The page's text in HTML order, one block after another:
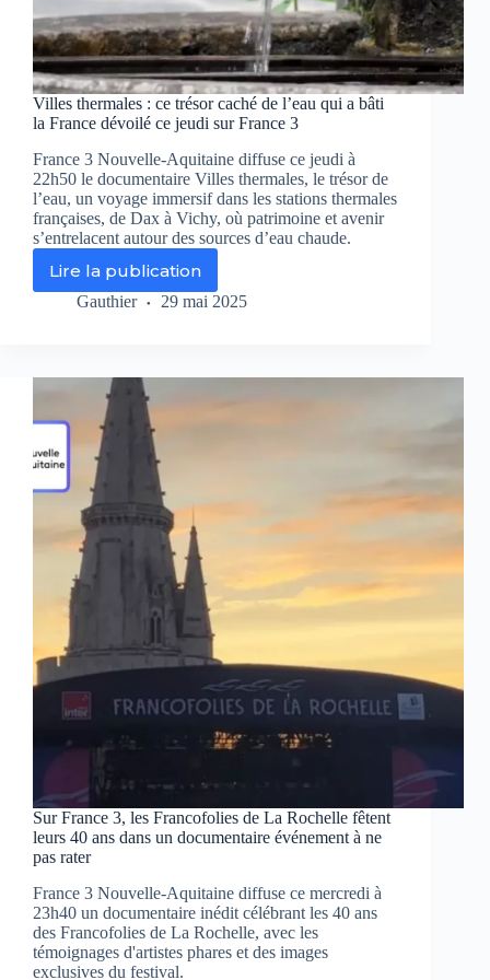
Villes thermales : ce trésor caché de l’eau qui a bâti
la France dévoilé ce jeudi sur France 3
France 3 Nouvelle-Aquitaine diffuse ce jeudi à
22h50 le documentaire Villes thermales, le trésor de
l’eau, un voyage immersif dans les stations thermales
françaises, de Dax à Vichy, où patrimoine et avenir
s’entrelacent autour des sources d’eau chaude.
Lire la publication
Villes
thermales
caché
de
l’eau
la
France
dévoilé
jeudi
3
Gauthier 29 mai 2025
Sur France 3, les Francofolies de La Rochelle fêtent
leurs 40 ans dans un documentaire événement à ne
pas rater
France 3 Nouvelle-Aquitaine diffuse ce mercredi à
23h40 un documentaire inédit célébrant les 40 ans
des Francofolies de La Rochelle, avec les
témoignages d'artistes phares et des images
exclusives du festival.